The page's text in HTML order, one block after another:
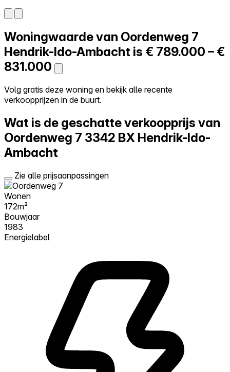
Zelf kopen
Alles-in-één
Reviews
Prijzen
Log in
Probeer Walter gratis
Woningwaarde van Oordenweg 7
Hendrik-Ido-Ambacht is € 789.000 – €
831.000
Volg gratis deze woning en bekijk alle recente
verkoopprijzen in de buurt.
Wat is de geschatte verkoopprijs van
Oordenweg 7 3342 BX Hendrik-Ido-
Ambacht
Zie alle prijsaanpassingen
Wonen
172m²
Bouwjaar
1983
Energielabel